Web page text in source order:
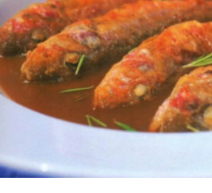
10 λεπτά 10 λεπτά